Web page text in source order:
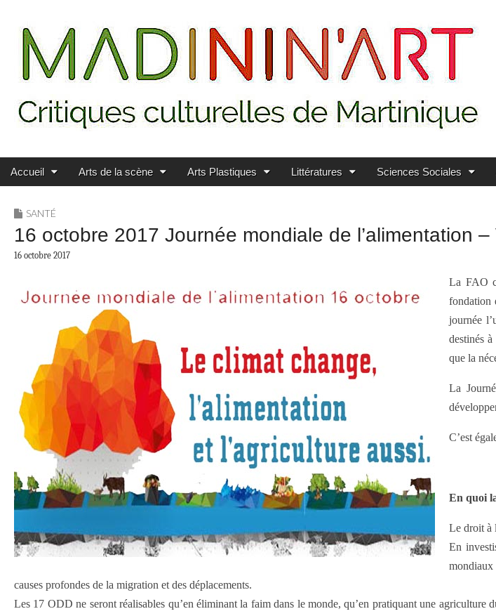
MADININ'ART
Main menu
Skip to content
Accueil Arts de la scène Arts Plastiques Littératures Sciences Sociales
SANTÉ
16 octobre 2017 Journée mondiale de l’alimentation
16 octobre 2017
La FAO
fondation
journée
destinés
que la
La
C’est
En quoi
Le droit à
En
mondiaux
causes profondes de la migration et des déplacements.
Les 17 ODD ne seront réalisables qu’en éliminant la faim dans le monde, qu’en pratiquant une agriculture